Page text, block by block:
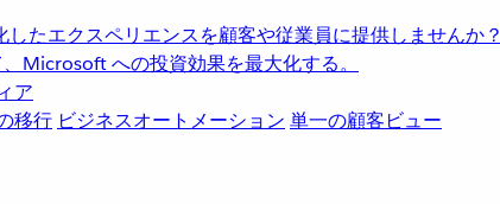
たエクスペリエンスを顧客や従業員に提供しませんか？
Microsoft への投資効果を最大化する。
ア
移行 ビジネスオートメーション 単一の顧客ビュー